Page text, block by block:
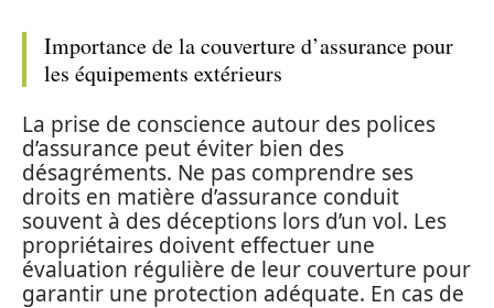
Importance de la couverture d’assurance pour
les équipements extérieurs
La prise de conscience autour des polices
d’assurance peut éviter bien des
désagréments. Ne pas comprendre ses
droits en matière d’assurance conduit
souvent à des déceptions lors d’un vol. Les
propriétaires doivent effectuer une
évaluation régulière de leur couverture pour
garantir une protection adéquate. En cas de